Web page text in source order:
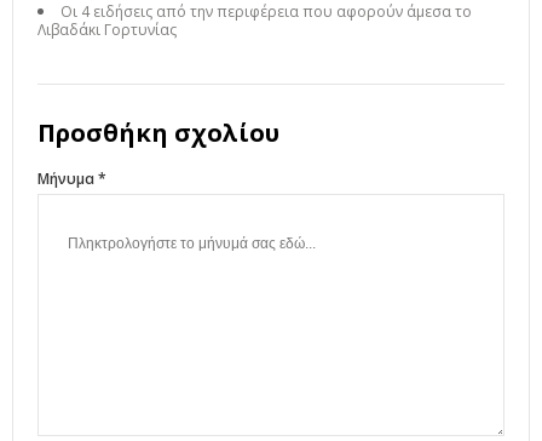
Οι 4 ειδήσεις από την περιφέρεια που αφορούν άμεσα το
Λιβαδάκι Γορτυνίας
Προσθήκη σχολίου
Μήνυμα *